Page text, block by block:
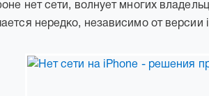
нет сети, волнует многих
нередко, независимо от версии